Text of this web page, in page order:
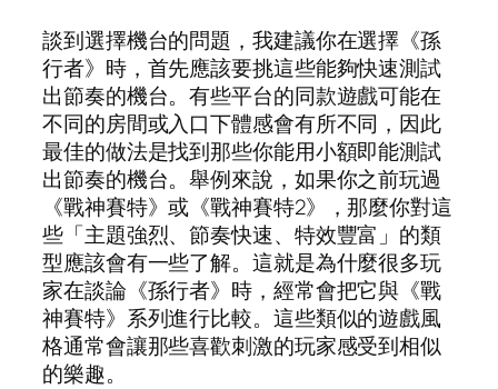
談到選擇機台的問題，我建議你在選擇《孫
行者》時，首先應該要挑這些能夠快速測試
出節奏的機台。有些平台的同款遊戲可能在
不同的房間或入口下體感會有所不同，因此
最佳的做法是找到那些你能用小額即能測試
出節奏的機台。舉例來說，如果你之前玩過
《戰神賽特》或《戰神賽特2》，那麼你對這
些「主題強烈、節奏快速、特效豐富」的類
型應該會有一些了解。這就是為什麼很多玩
家在談論《孫行者》時，經常會把它與《戰
神賽特》系列進行比較。這些類似的遊戲風
格通常會讓那些喜歡刺激的玩家感受到相似
的樂趣。